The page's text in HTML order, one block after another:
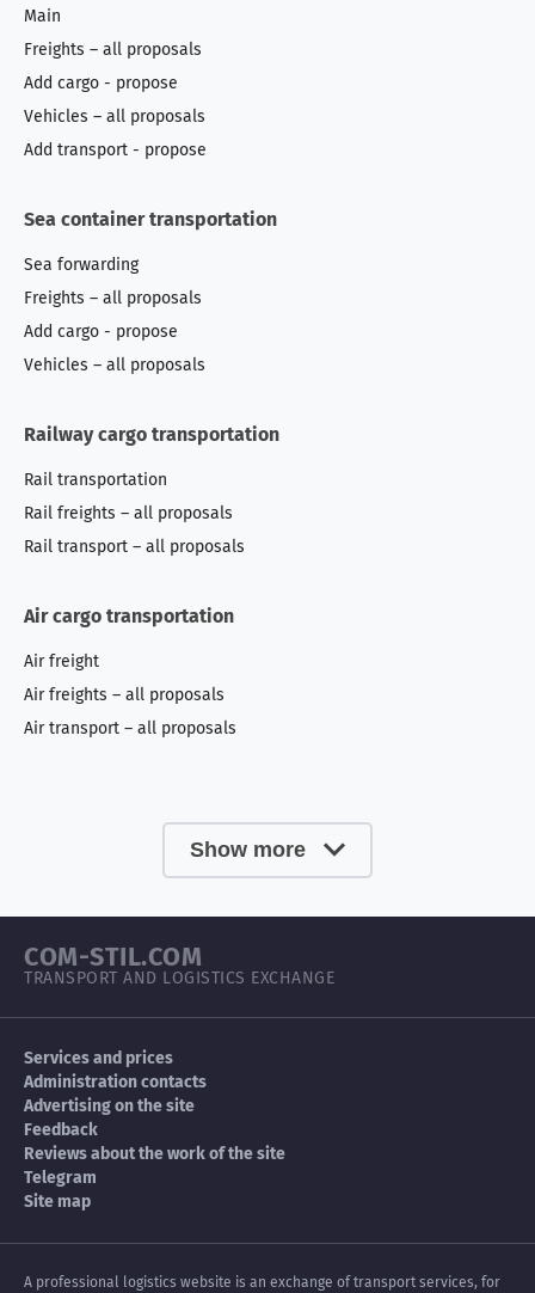
Main
Freights – all proposals
Add cargo - propose
Vehicles – all proposals
Add transport - propose
Sea container transportation
Sea forwarding
Freights – all proposals
Add cargo - propose
Vehicles – all proposals
Railway cargo transportation
Rail transportation
Rail freights – all proposals
Rail transport – all proposals
Air cargo transportation
Air freight
Air freights – all proposals
Air transport – all proposals
Show more
COM-STIL.COM
TRANSPORT AND LOGISTICS EXCHANGE
Services and prices
Administration contacts
Advertising on the site
Feedback
Reviews about the work of the site
Telegram
Site map
A professional logistics website is an exchange of transport services, for